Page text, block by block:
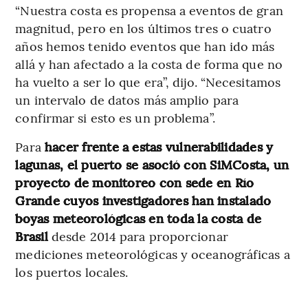
“Nuestra costa es propensa a eventos de gran
magnitud, pero en los últimos tres o cuatro
años hemos tenido eventos que han ido más
allá y han afectado a la costa de forma que no
ha vuelto a ser lo que era”, dijo. “Necesitamos
un intervalo de datos más amplio para
confirmar si esto es un problema”.
Para hacer frente a estas vulnerabilidades y
lagunas, el puerto se asoció con SiMCosta, un
proyecto de monitoreo con sede en Río
Grande cuyos investigadores han instalado
boyas meteorológicas en toda la costa de
Brasildesde 2014 para proporcionar
mediciones meteorológicas y oceanográficas a
los puertos locales.